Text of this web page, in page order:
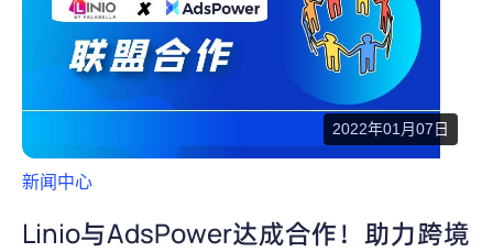
2022年01月07日
新闻中心
Linio与AdsPower达成合作！助力跨境